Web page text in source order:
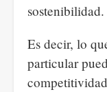
Es decir, lo
particular